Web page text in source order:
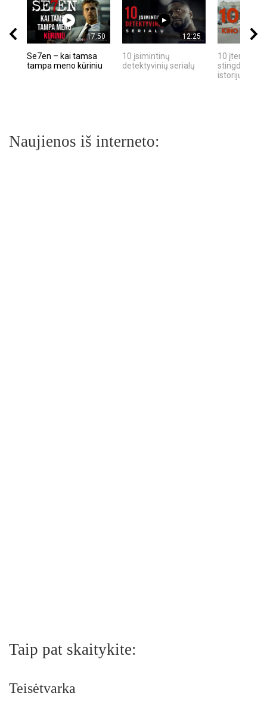
17:50
Se7en – kai tamsa
tampa meno kūriniu
12:25
10 įsimintinų
detektyvinių serialų
10 įtemptų,
stingdančių
istorijų
Naujienos iš interneto:
Taip pat skaitykite:
Teisėtvarka